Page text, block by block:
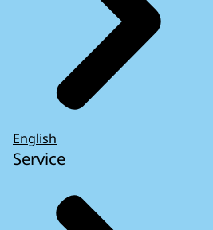
English
Service